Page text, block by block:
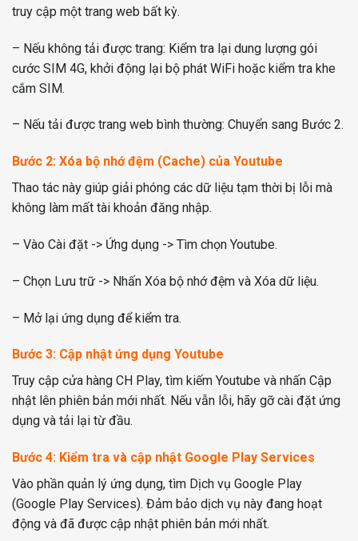
truy cập một trang web bất kỳ.
– Nếu không tải được trang: Kiểm tra lại dung lượng gói
cước SIM 4G, khởi động lại bộ phát WiFi hoặc kiểm tra khe
cắm SIM.
– Nếu tải được trang web bình thường: Chuyển sang Bước 2.
Bước 2: Xóa bộ nhớ đệm (Cache) của Youtube
Thao tác này giúp giải phóng các dữ liệu tạm thời bị lỗi mà
không làm mất tài khoản đăng nhập.
– Vào Cài đặt -> Ứng dụng -> Tìm chọn Youtube.
– Chọn Lưu trữ -> Nhấn Xóa bộ nhớ đệm và Xóa dữ liệu.
– Mở lại ứng dụng để kiểm tra.
Bước 3: Cập nhật ứng dụng Youtube
Truy cập cửa hàng CH Play, tìm kiếm Youtube và nhấn Cập
nhật lên phiên bản mới nhất. Nếu vẫn lỗi, hãy gỡ cài đặt ứng
dụng và tải lại từ đầu.
Bước 4: Kiểm tra và cập nhật Google Play Services
Vào phần quản lý ứng dụng, tìm Dịch vụ Google Play
(Google Play Services). Đảm bảo dịch vụ này đang hoạt
động và đã được cập nhật phiên bản mới nhất.